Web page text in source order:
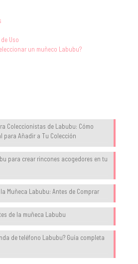
Uso
un muñeco Labubu?
Coleccionistas de Labubu: Cómo
para Añadir a Tu Colección
para crear rincones acogedores en tu
Muñeca Labubu: Antes de Comprar
de la muñeca Labubu
de teléfono Labubu? Guía completa